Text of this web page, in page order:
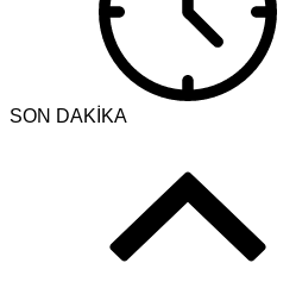
SON DAKİKA